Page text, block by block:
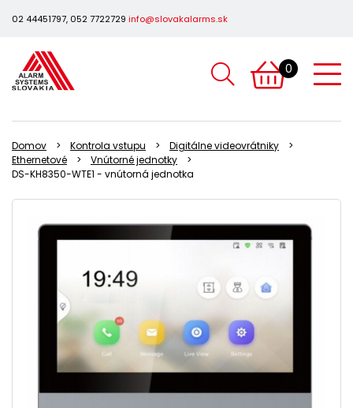
02 44451797, 052 7722729 info@slovakalarms.sk
0
Domov Kontrola vstupu
Digitálne videovrátniky
Ethernetové
Vnútorné jednotky
DS-KH8350-WTE1 - vnútorná jednotka